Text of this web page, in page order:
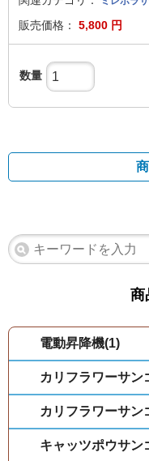
販売価格： 5,800 円
数量
商
電動昇降機(1)
カリフラワーサン
カリフラワーサン
キャッツポウサン